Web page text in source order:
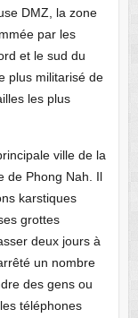
DMZ, la zone
par les
et le sud du
plus militarisé de
les plus
ville de la
de Phong Nah. Il
karstiques
grottes
deux jours à
un nombre
des gens ou
téléphones